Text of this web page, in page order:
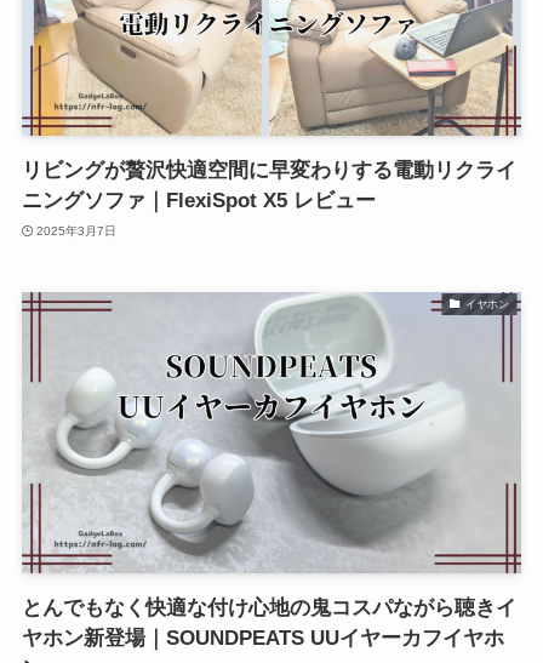
リビングが贅沢快適空間に早変わりする電動リクライ
ニングソファ｜FlexiSpot X5 レビュー
2025年3月7日
イヤホン
とんでもなく快適な付け心地の鬼コスパながら聴きイ
ヤホン新登場｜SOUNDPEATS UUイヤーカフイヤホ